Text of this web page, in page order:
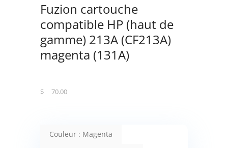
Fuzion cartouche
compatible HP (haut de
gamme) 213A (CF213A)
magenta (131A)
$ 70.00
Couleur : Magenta